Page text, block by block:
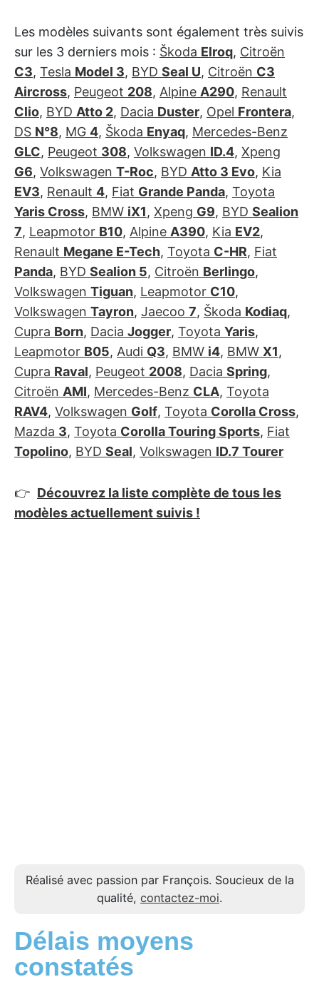
Les modèles suivants sont également très suivis
sur les 3 derniers mois : Škoda Elroq, Citroën
C3, Tesla Model 3, BYD Seal U, Citroën C3
Aircross, Peugeot 208, Alpine A290, Renault
Clio, BYD Atto 2, Dacia Duster, Opel Frontera,
DS N°8, MG 4, Škoda Enyaq, Mercedes-Benz
GLC, Peugeot 308, Volkswagen ID.4, Xpeng
G6, Volkswagen T-Roc, BYD Atto 3 Evo, Kia
EV3, Renault 4, Fiat Grande Panda, Toyota
Yaris Cross, BMW iX1, Xpeng G9, BYD Sealion
7, Leapmotor B10, Alpine A390, Kia EV2,
Renault Megane E-Tech, Toyota C-HR, Fiat
Panda, BYD Sealion 5, Citroën Berlingo,
Volkswagen Tiguan, Leapmotor C10,
Volkswagen Tayron, Jaecoo 7, Škoda Kodiaq,
Cupra Born, Dacia Jogger, Toyota Yaris,
Leapmotor B05, Audi Q3, BMW i4, BMW X1,
Cupra Raval, Peugeot 2008, Dacia Spring,
Citroën AMI, Mercedes-Benz CLA, Toyota
RAV4, Volkswagen Golf, Toyota Corolla Cross,
Mazda 3, Toyota Corolla Touring Sports, Fiat
Topolino, BYD Seal, Volkswagen ID.7 Tourer
👉 Découvrez la liste complète de tous les
modèles actuellement suivis !
Réalisé avec passion par François. Soucieux de la
qualité, contactez-moi.
Délais moyens
constatés